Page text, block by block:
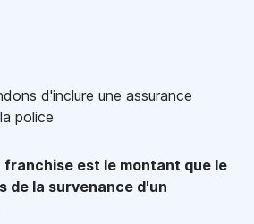
d'inclure une assurance
police
franchise est le montant que le
de la survenance d'un